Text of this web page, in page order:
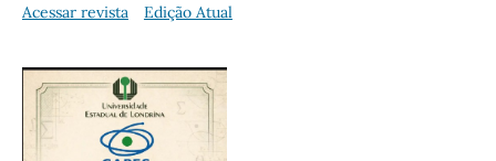
Acessar revista Edição Atual